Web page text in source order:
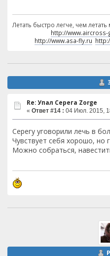
Летать быстро легче, чем
http://
http://www.asa-fly.ru
Re: Упал Серега Zorge
« Ответ #14 : 04 Июл. 2015,
Серегу уговорили лечь в
Чувствует себя хорошо, но
Можно собраться,